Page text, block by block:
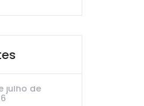
julho de